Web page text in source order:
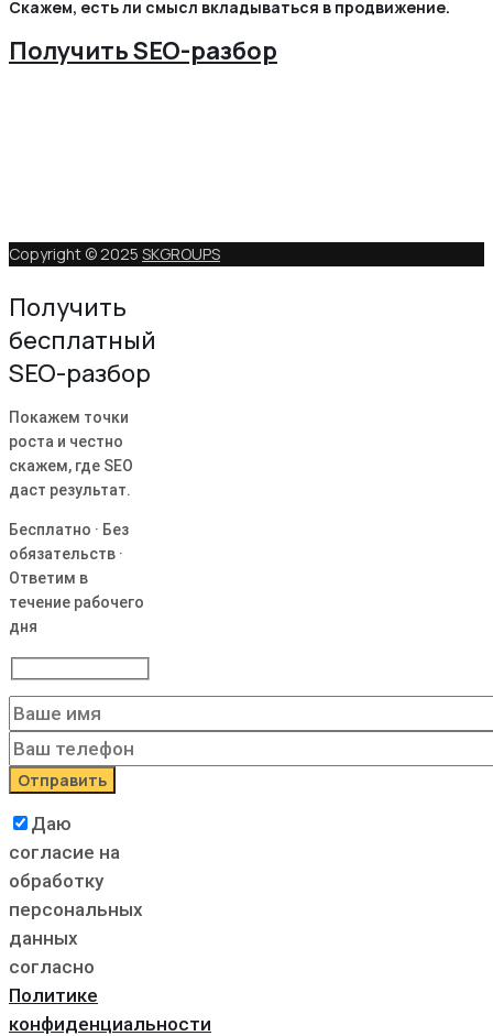
Скажем, есть ли смысл вкладываться в продвижение.
Получить SEO-разбор
Copyright © 2025 SKGROUPS
Получить
бесплатный
SEO-разбор
Покажем точки
роста и честно
скажем, где SEO
даст результат.
Бесплатно · Без
обязательств ·
Ответим в
течение рабочего
дня
Даю
согласие на
обработку
персональных
данных
согласно
Политике
конфиденциальности